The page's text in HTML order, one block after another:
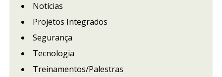
Notícias
Projetos Integrados
Segurança
Tecnologia
Treinamentos/Palestras